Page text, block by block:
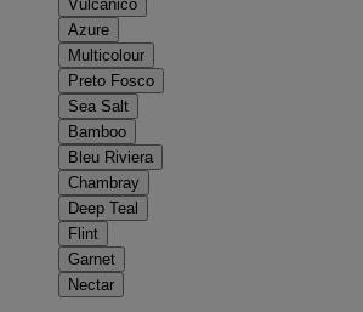
Vulcânico
Azure
Multicolour
Preto Fosco
Sea Salt
Bamboo
Bleu Riviera
Chambray
Deep Teal
Flint
Garnet
Nectar